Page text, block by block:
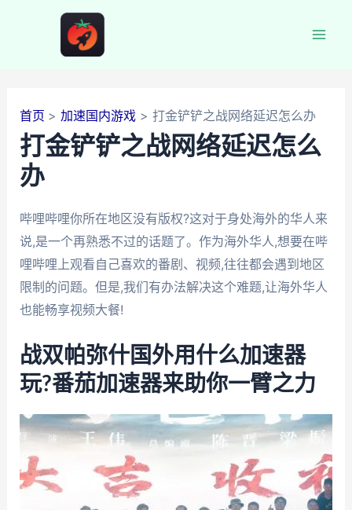
首页 加速国内游戏 打金铲铲之战网络延迟怎么办
打金铲铲之战网络延迟怎么
办
哔哩哔哩你所在地区没有版权?这对于身处海外的华人来
说,是一个再熟悉不过的话题了。作为海外华人,想要在哔
哩哔哩上观看自己喜欢的番剧、视频,往往都会遇到地区
限制的问题。但是,我们有办法解决这个难题,让海外华人
也能畅享视频大餐!
战双帕弥什国外用什么加速器
玩?番茄加速器来助你一臂之力